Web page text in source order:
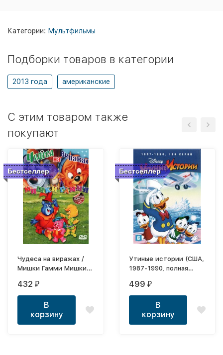
Категории: Мультфильмы
Подборки товаров в категории
2013 года американские
C этим товаром также
покупают
Бестселлер
Чудеса на виражах /
Мишки Гамми Мишки
Чудеса на виражах (65
серий)
432 ₽
В
корзину
Бестселлер
Утиные истории (США,
1987-1990, полная
499 ₽
В
корзину